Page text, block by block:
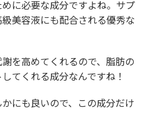
に必要な成分ですよね。サプ
美容液にも配合される優秀な
を高めてくれるので、脂肪の
てくれる成分なんですね！
にも良いので、この成分だけ